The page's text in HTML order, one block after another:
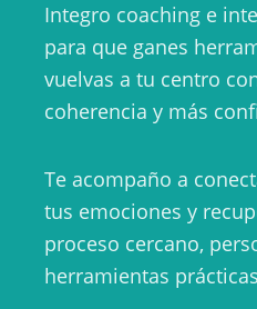
Integro coaching e
para que ganes
vuelvas a tu centro
coherencia y más
Te acompaño a
tus emociones y
proceso cercano,
herramientas